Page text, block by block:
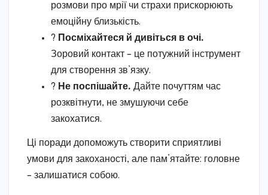
розмови про мрії чи страхи прискорюють
емоційну близькість.
? Посміхайтеся й дивіться в очі.
Зоровий контакт – це потужний інструмент
для створення зв’язку.
?️ Не поспішайте. Дайте почуттям час
розквітнути, не змушуючи себе
закохатися.
Ці поради допоможуть створити сприятливі
умови для закоханості, але пам’ятайте: головне
– залишатися собою.